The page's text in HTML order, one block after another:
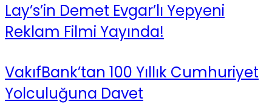
Lay’s’in Demet Evgar’lı Yepyeni
Reklam Filmi Yayında!
VakıfBank’tan 100 Yıllık Cumhuriyet
Yolculuğuna Davet